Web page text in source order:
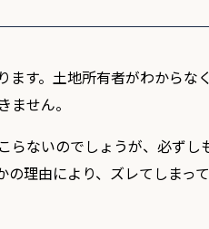
す。土地所有者がわからな
せん。
ないのでしょうが、必ずし
理由により、ズレてしまっ